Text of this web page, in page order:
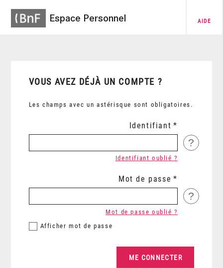
Espace Personnel AIDE
VOUS AVEZ DÉJÀ UN COMPTE ?
Les champs avec un astérisque sont obligatoires.
Identifiant
?
Identifiant oublié ?
Mot de passe
?
Afficher mot de passe
Mot de passe oublié ?